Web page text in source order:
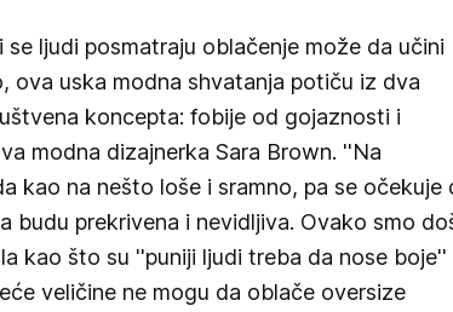
se ljudi posmatraju oblačenje može da učini
ova uska modna shvatanja potiču iz dva
koncepta: fobije od gojaznosti i
modna dizajnerka Sara Brown. ''Na
kao na nešto loše i sramno, pa se očekuje
budu prekrivena i nevidljiva. Ovako smo
kao što su ''puniji ljudi treba da nose boje''
veličine ne mogu da oblače oversize